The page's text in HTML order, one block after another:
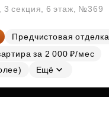
3 секция, 6 этаж, №369
Предчистовая отделка
за 2 000 ₽/мес
Ещё